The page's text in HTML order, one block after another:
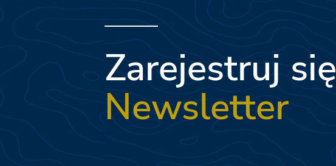
Zarejestruj się
Newsletter